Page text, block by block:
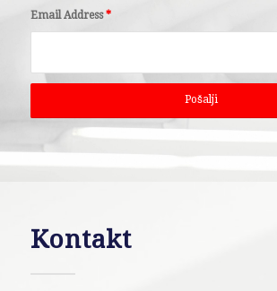
Email Address*
Kontakt